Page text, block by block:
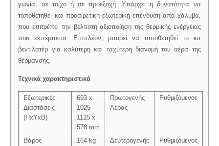
γωνία, σε τοίχο ή σε προεξοχή. Υπάρχει η δυνατότητα να
τοποθετηθεί και προαιρετική εξωτερική επένδυση από χάλυβα,
που επιτρέπει την βέλτιστη αξιοποίηση της θερμικής ενέργειας
που εκπέμπεται. Επιπλέον, μπορεί να τοποθετηθεί το κιτ
βεντιλατέρ για καλύτερη και ταχύτερη διανομή του αέρα της
θέρμανσης.
Τεχνικά χαρακτηριστικά
Εξωτερικές
Διαστάσεις
(ΠxYxB)
693 x
1025-
1125 x
578 mm
Πρωτογενής
Αέρας
Ρυθμιζόμενος
Βάρος 164 kg
Δευτερογενής
Ρυθμιζόμενος